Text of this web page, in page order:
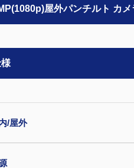
屋外パンチルト カメ
/屋外